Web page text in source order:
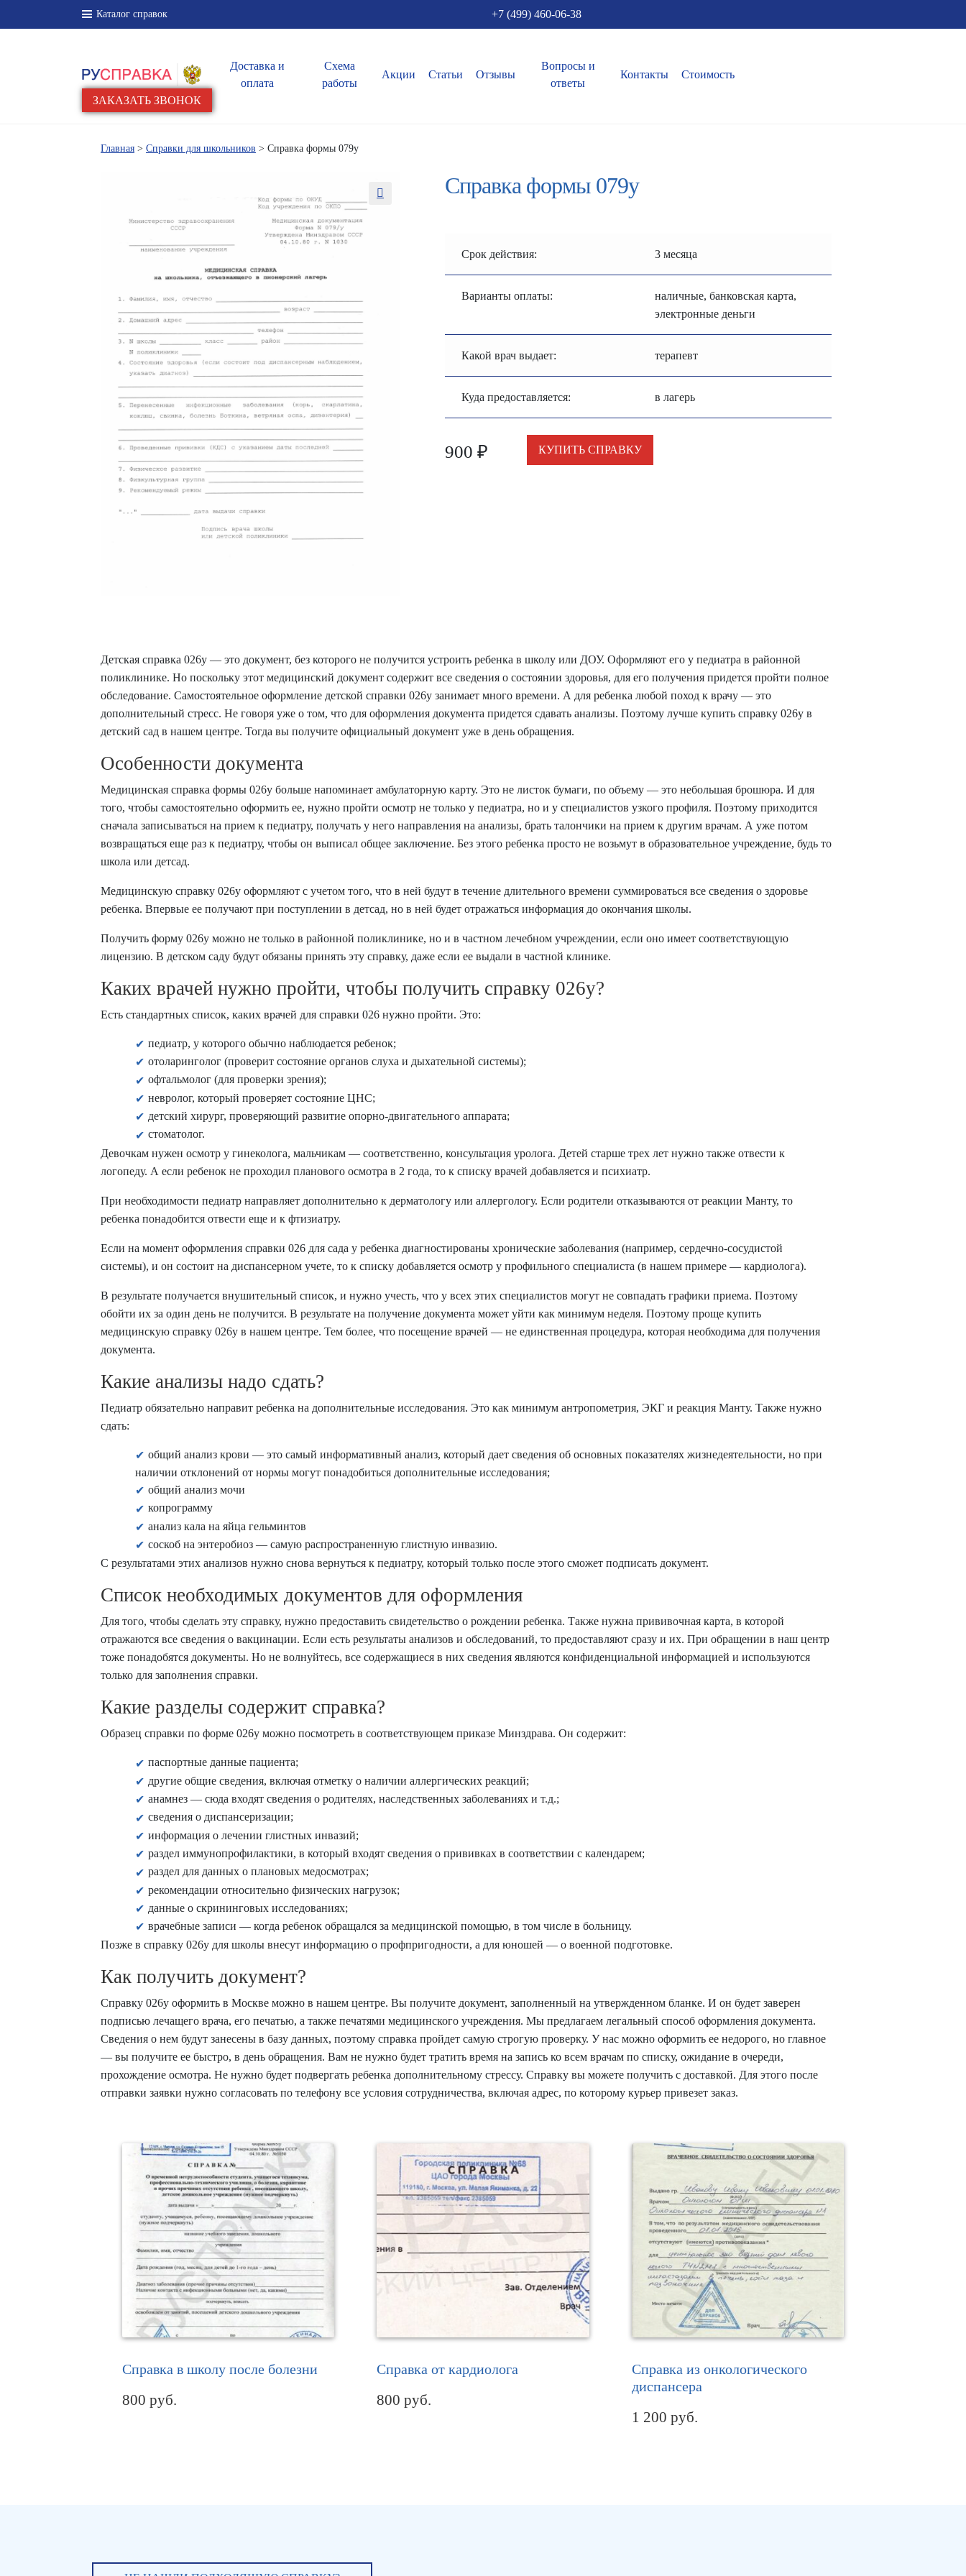
Каталог справок +7 (499) 460-06-38
Доставка и
оплата
Схема
работы
Акции Статьи Отзывы
Вопросы и
ответы
Контакты Стоимость
ЗАКАЗАТЬ ЗВОНОК
Главная >Справки для школьников > Справка формы 079у
Справка формы 079у
Срок действия: 3 месяца
Варианты оплаты:
наличные, банковская карта,
электронные деньги
Какой врач выдает: терапевт
Куда предоставляется: в лагерь
900 ₽ КУПИТЬ СПРАВКУ
Детскаясправка 026у — это документ, без которого не получится устроить ребенка в школу или ДОУ. Оформляют его у педиатра в районной
поликлинике. Но поскольку этот медицинский документ содержит все сведения о состоянии здоровья, для его получения придется пройти полное
обследование. Самостоятельное оформление детской справки 026у занимает много времени. А для ребенка любой поход к врачу — это
дополнительный стресс. Не говоря уже о том, что для оформления документа придется сдавать анализы. Поэтому лучшекупить справку 026у в
детский сад в нашем центре. Тогда вы получите официальный документ уже в день обращения.
Особенности документа
Медицинская справка формы 026у больше напоминает амбулаторную карту. Это не листок бумаги, по объему — это небольшая брошюра. И для
того, чтобы самостоятельно оформить ее, нужно пройти осмотр не только у педиатра, но и у специалистов узкого профиля. Поэтому приходится
сначала записываться на прием к педиатру, получать у него направления на анализы, брать талончики на прием к другим врачам. А уже потом
возвращаться еще раз к педиатру, чтобы он выписал общее заключение. Без этого ребенка просто не возьмут в образовательное учреждение, будь то
школа или детсад.
Медицинскую справку 026у оформляют с учетом того, что в ней будут в течение длительного времени суммироваться все сведения о здоровье
ребенка. Впервые ее получают при поступлении в детсад, но в ней будет отражаться информация до окончания школы.
Получитьформу 026у можно не только в районной поликлинике, но и в частном лечебном учреждении, если оно имеет соответствующую
лицензию. В детском саду будут обязаны принять эту справку, даже если ее выдали в частной клинике.
Каких врачей нужно пройти, чтобы получить справку 026у?
Есть стандартных список,каких врачей для справки 026 нужно пройти. Это:
педиатр, у которого обычно наблюдается ребенок;
отоларинголог (проверит состояние органов слуха и дыхательной системы);
офтальмолог (для проверки зрения);
невролог, который проверяет состояние ЦНС;
детский хирург, проверяющий развитие опорно-двигательного аппарата;
стоматолог.
Девочкам нужен осмотр у гинеколога, мальчикам — соответственно, консультация уролога. Детей старше трех лет нужно также отвести к
логопеду. А если ребенок не проходил планового осмотра в 2 года, то к списку врачей добавляется и психиатр.
При необходимости педиатр направляет дополнительно к дерматологу или аллергологу. Если родители отказываются от реакции Манту, то
ребенка понадобится отвести еще и к фтизиатру.
Если на момент оформлениясправки 026 для сада у ребенка диагностированы хронические заболевания (например, сердечно-сосудистой
системы), и он состоит на диспансерном учете, то к списку добавляется осмотр у профильного специалиста (в нашем примере — кардиолога).
В результате получается внушительный список, и нужно учесть, что у всех этих специалистов могут не совпадать графики приема. Поэтому
обойти их за один день не получится. В результате на получение документа может уйти как минимум неделя. Поэтому прощекупить
медицинскую справку 026у в нашем центре. Тем более, что посещение врачей — не единственная процедура, которая необходима для получения
документа.
Какие анализы надо сдать?
Педиатр обязательно направит ребенка на дополнительные исследования. Это как минимум антропометрия, ЭКГ и реакция Манту. Также нужно
сдать:
общий анализ крови — это самый информативный анализ, который дает сведения об основных показателях жизнедеятельности, но при
наличии отклонений от нормы могут понадобиться дополнительные исследования;
общий анализ мочи
копрограмму
анализ кала на яйца гельминтов
соскоб на энтеробиоз — самую распространенную глистную инвазию.
С результатами этих анализов нужно снова вернуться к педиатру, который только после этого сможет подписать документ.
Список необходимых документов для оформления
Для того, чтобы сделать эту справку, нужно предоставить свидетельство о рождении ребенка. Также нужна прививочная карта, в которой
отражаются все сведения о вакцинации. Если есть результаты анализов и обследований, то предоставляют сразу и их. При обращении в наш центр
тоже понадобятся документы. Но не волнуйтесь, все содержащиеся в них сведения являются конфиденциальной информацией и используются
только для заполнения справки.
Какие разделы содержит справка?
Образец справки по форме 026у можно посмотреть в соответствующем приказе Минздрава. Он содержит:
паспортные данные пациента;
другие общие сведения, включая отметку о наличии аллергических реакций;
анамнез — сюда входят сведения о родителях, наследственных заболеваниях и т.д.;
сведения о диспансеризации;
информация о лечении глистных инвазий;
раздел иммунопрофилактики, в который входят сведения о прививках в соответствии с календарем;
раздел для данных о плановых медосмотрах;
рекомендации относительно физических нагрузок;
данные о скрининговых исследованиях;
врачебные записи — когда ребенок обращался за медицинской помощью, в том числе в больницу.
Позже всправку 026у для школы внесут информацию о профпригодности, а для юношей — о военной подготовке.
Как получить документ?
Справку 026у оформить в Москве можно в нашем центре. Вы получите документ, заполненный на утвержденном бланке. И он будет заверен
подписью лечащего врача, его печатью, а также печатями медицинского учреждения. Мы предлагаем легальный способ оформления документа.
Сведения о нем будут занесены в базу данных, поэтому справка пройдет самую строгую проверку. У нас можно оформить ее недорого, но главное
— вы получите ее быстро, в день обращения. Вам не нужно будет тратить время на запись ко всем врачам по списку, ожидание в очереди,
прохождение осмотра. Не нужно будет подвергать ребенка дополнительному стрессу. Справку вы можете получить с доставкой. Для этого после
отправки заявки нужно согласовать по телефону все условия сотрудничества, включая адрес, по которому курьер привезет заказ.
Справка в школу после болезни
800 руб.
Справка от кардиолога
800 руб.
Справка из онкологического
диспансера
1 200 руб.